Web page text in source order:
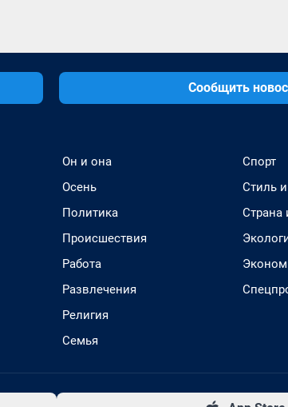
Сообщить
Он и она
Осень
Политика
Происшествия
Работа
Развлечения
Религия
Семья
Спорт
Стиль
Страна